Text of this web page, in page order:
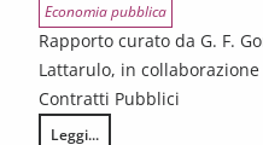
Economia pubblica
Rapporto curato da G. F.
Lattarulo, in
Contratti Pubblici
Leggi...